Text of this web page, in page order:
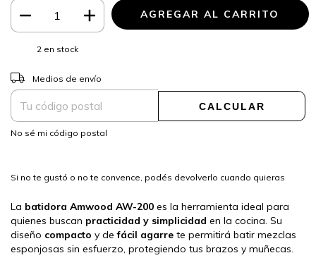
2 en stock
Entregas para el CP:
Medios de envío
CALCULAR
No sé mi código postal
Si no te gustó o no te convence, podés devolverlo cuando quieras
La batidora Amwood AW-200 es la herramienta ideal para
quienes buscan practicidad y simplicidad en la cocina. Su
diseño compacto y defácil agarre te permitirá batir mezclas
esponjosas sin esfuerzo, protegiendo tus brazos y muñecas.